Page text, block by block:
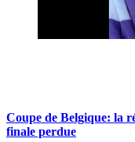
Coupe de Belgique: la
finale perdue